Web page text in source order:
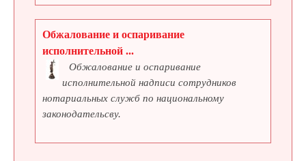
Обжалование и оспаривание
исполнительной ...
Обжалование и оспаривание
исполнительной надписи сотрудников
нотариальных служб по национальному
законодательсву.